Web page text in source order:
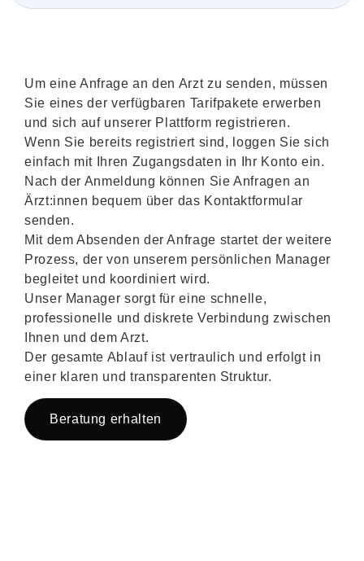
Um eine Anfrage an den Arzt zu senden, müssen
Sie eines der verfügbaren Tarifpakete erwerben
und sich auf unserer Plattform registrieren.
Wenn Sie bereits registriert sind, loggen Sie sich
einfach mit Ihren Zugangsdaten in Ihr Konto ein.
Nach der Anmeldung können Sie Anfragen an
Ärzt:innen bequem über das Kontaktformular
senden.
Mit dem Absenden der Anfrage startet der weitere
Prozess, der von unserem persönlichen Manager
begleitet und koordiniert wird.
Unser Manager sorgt für eine schnelle,
professionelle und diskrete Verbindung zwischen
Ihnen und dem Arzt.
Der gesamte Ablauf ist vertraulich und erfolgt in
einer klaren und transparenten Struktur.
Beratung erhalten